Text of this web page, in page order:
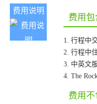
费用说明
费用包
1. 行程中
2. 行程中
3. 中英文
4. The
费用